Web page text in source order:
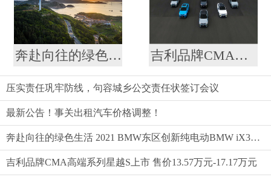
奔赴向往的绿色生活 2021 BMW东区创新纯电动BMW iX3仲夏格调之旅满电启程 吉利品牌CMA高端系列星越S上市 售价13.57万元-17.17万元
压实责任巩牢防线，句容城乡公交责任状签订会议
最新公告！事关出租汽车价格调整！
奔赴向往的绿色生活 2021 BMW东区创新纯电动BMW iX3仲夏格调之旅满电启程
吉利品牌CMA高端系列星越S上市 售价13.57万元-17.17万元